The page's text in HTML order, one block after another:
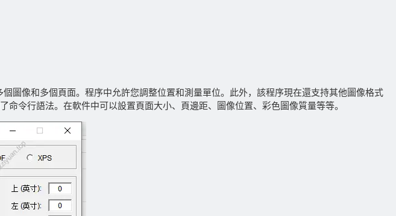
圖像和多個頁面。程序中允許您調整位置和測量單位。此外，該程序現在還支持其他圖像格式
令行語法。在軟件中可以設置頁面大小、頁邊距、圖像位置、彩色圖像質量等等。